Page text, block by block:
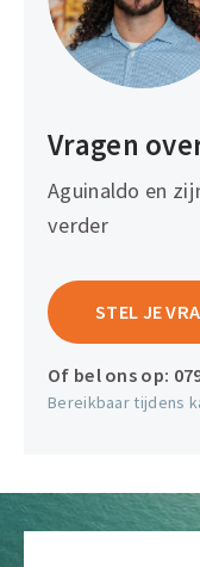
Vragen
Aguinaldo en
verder
STEL JE
Of bel ons op:
Bereikbaar tijdens